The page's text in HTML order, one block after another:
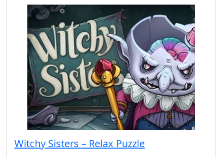
Witchy Sisters – Relax Puzzle